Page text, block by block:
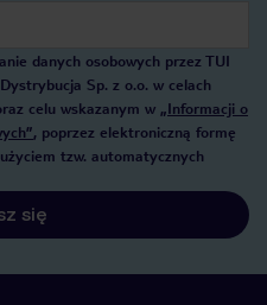
danych osobowych przez TUI
Sp. z o.o. w celach
celu wskazanym w „Informacji o
, poprzez elektroniczną formę
tzw. automatycznych
się